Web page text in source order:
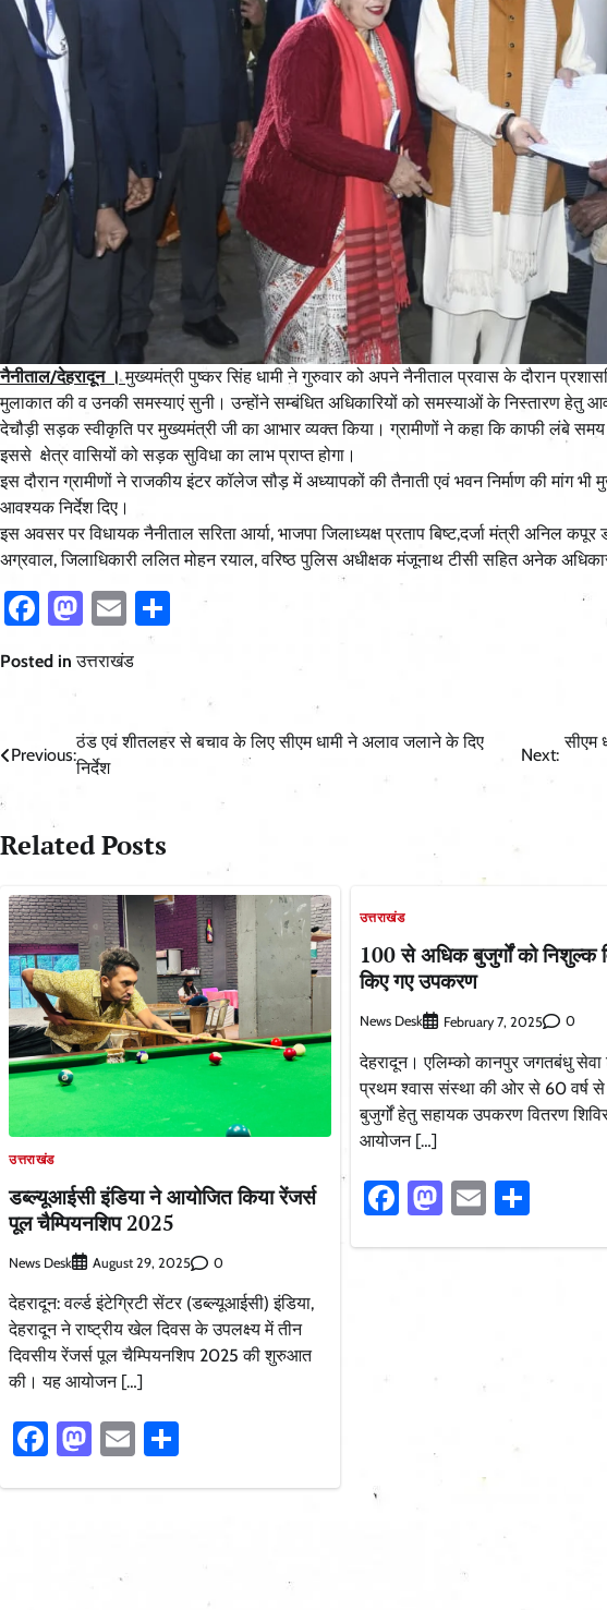
नैनीताल/देहरादून ।मुख्यमंत्री पुष्कर सिंह धामी ने गुरुवार को अपने नैनीताल प्रवास के दौरान
मुलाकात की व उनकी समस्याएं सुनी। उन्होंने सम्बंधित अधिकारियों को समस्याओं के निस्तारण हेतु
देचौड़ी सड़क स्वीकृति पर मुख्यमंत्री जी का आभार व्यक्त किया। ग्रामीणों ने कहा कि काफी लंबे
इससे क्षेत्र वासियों को सड़क सुविधा का लाभ प्राप्त होगा।
इस दौरान ग्रामीणों ने राजकीय इंटर कॉलेज सौड़ में अध्यापकों की तैनाती एवं भवन निर्माण की मांग
आवश्यक निर्देश दिए।
इस अवसर पर विधायक नैनीताल सरिता आर्या, भाजपा जिलाध्यक्ष प्रताप बिष्ट,दर्जा मंत्री अनिल
अग्रवाल, जिलाधिकारी ललित मोहन रयाल, वरिष्ठ पुलिस अधीक्षक मंजूनाथ टीसी सहित अनेक
Facebook
Mastodon
EmailShare
Posted inउत्तराखंड
Post
navigation
Previous:
ठंड एवं शीतलहर से बचाव के लिए सीएम धामी ने अलाव जलाने के दिए
निर्देश
Next:
सीएम
Related Posts
उत्तराखंड
डब्ल्यूआईसी इंडिया ने आयोजित किया रेंजर्स
पूल चैम्पियनशिप 2025
News Desk August 29, 2025 0
देहरादून: वर्ल्ड इंटेग्रिटी सेंटर (डब्ल्यूआईसी) इंडिया,
देहरादून ने राष्ट्रीय खेल दिवस के उपलक्ष्य में तीन
दिवसीय रेंजर्स पूल चैम्पियनशिप 2025 की शुरुआत
की। यह आयोजन […]
Facebook
Mastodon
Email
उत्तराखंड
100 से अधिक बुजुर्गों को निशुल्क
किए गए उपकरण
News Desk February 7, 2025 0
देहरादून। एलिम्को कानपुर जगतबंधु सेवा
प्रथम श्वास संस्था की ओर से 60 वर्ष
बुजुर्गों हेतु सहायक उपकरण वितरण
आयोजन […]
Facebook
Mastodon
EmailShare